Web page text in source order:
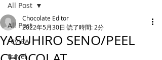
All Post
review
travel
All Post
YASUHIRO SENO/PEEL
Chocolate Editor
2022年5月30日 読了時間: 2分